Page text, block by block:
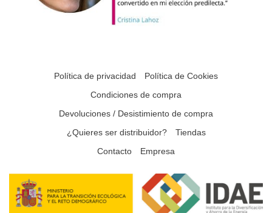
Política de privacidad
Política de Cookies
Condiciones de compra
Devoluciones / Desistimiento de compra
¿Quieres ser distribuidor?
Tiendas
Contacto
Empresa